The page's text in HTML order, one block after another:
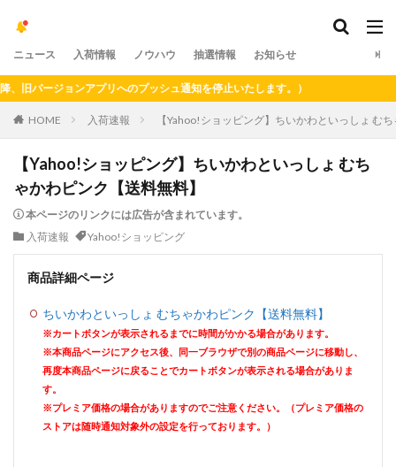
ニュース 入荷情報 ノウハウ 抽選情報 お知らせ
ージョンアプリへのプッシュ通知を停止いたします。）
HOME 入荷速報 【Yahoo!ショッピング】ちいかわといっしょ む
【Yahoo!ショッピング】ちいかわといっしょ むち
ゃかわピンク【送料無料】
本ページのリンクには広告が含まれています。
入荷速報
Yahoo!ショッピング
商品詳細ページ
ちいかわといっしょ むちゃかわピンク【送料無料】
※カートボタンが表示されるまでに時間がかかる場合があります。
※本商品ページにアクセス後、同一ブラウザで別の商品ページに移動し、
再度本商品ページに戻ることでカートボタンが表示される場合がありま
す。
※プレミア価格の場合がありますのでご注意ください。（プレミア価格の
ストアは随時通知対象外の設定を行っております。）